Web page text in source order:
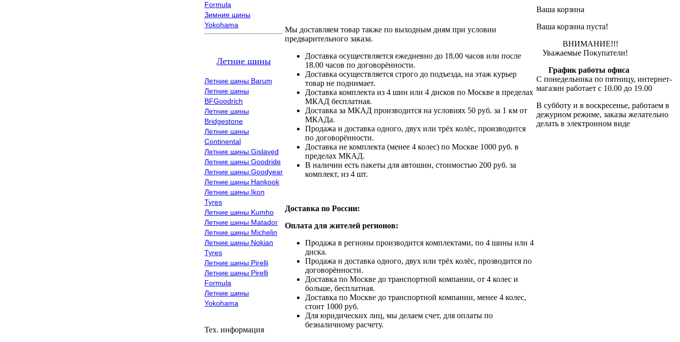
Formula
Зимние шины
Yokohama
Летние шины
Летние шины Barum
Летние шины
BFGoodrich
Летние шины
Bridgestone
Летние шины
Continental
Летние шины Gislaved
Летние шины Goodride
Летние шины Goodyear
Летние шины Hankook
Летние шины Ikon
Tyres
Летние шины Kumho
Летние шины Matador
Летние шины Michelin
Летние шины Nokian
Tyres
Летние шины Pirelli
Летние шины Pirelli
Formula
Летние шины
Yokohama
Тех. информация
Мы доставляем товар также по выходным дням при условии
предварительного заказа.
Доставка осуществляется ежедневно до 18.00 часов или после
18.00 часов по договорённости.
Доставка осуществляется строго до подъезда, на этаж курьер
товар не поднимает.
Доставка комплекта из 4 шин или 4 дисков по Москве в пределах
МКАД бесплатная.
Доставка за МКАД производится на условиях 50 руб. за 1 км от
МКАДа.
Продажа и доставка одного, двух или трёх колёс, производится
по договорённости.
Доставка не комплекта (менее 4 колес) по Москве 1000 руб. в
пределах МКАД.
В наличии есть пакеты для автошин, стоимостью 200 руб. за
комплект, из 4 шт.
Доставка по России:
Оплата для жителей регионов:
Продажа в регионы производится комплектами, по 4 шины или 4
диска.
Продажа и доставка одного, двух или трёх колёс, прозводится по
договорённости.
Доставка по Москве до транспортной компании, от 4 колес и
больше, бесплатная.
Доставка по Москве до транспортной компании, менее 4 колес,
стоит 1000 руб.
Для юридических лиц, мы делаем счет, для оплаты по
безналичному расчету.
Ваша корзина
Ваша корзина пуста!
ВНИМАНИЕ!!!
Уважаемые Покупатели!
График работы офиса
С понедельника по пятницу, интернет-
магазин работает с 10.00 до 19.00
В субботу и в воскресенье, работаем в
дежурном режиме, заказы желательно
делать в электронном виде